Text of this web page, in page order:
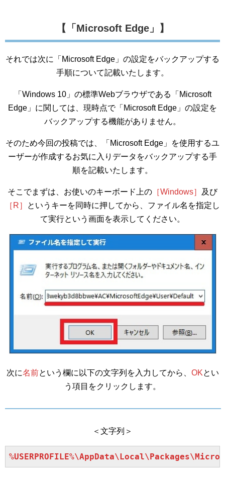
【「Microsoft Edge」】
それでは次に「Microsoft Edge」の設定をバックアップする
手順について記載いたします。
「Windows 10」の標準Webブラウザである「Microsoft
Edge」に関しては、現時点で「Microsoft Edge」の設定を
バックアップする機能がありません。
そのため今回の投稿では、「Microsoft Edge」を使用するユ
ーザーが作成するお気に入りデータをバックアップする手
順を記載いたします。
そこでまずは、お使いのキーボード上の ［Windows］
及び
［R］
というキーを同時に押してから、ファイル名を指定し
て実行という画面を表示してください。
次に名前という欄に以下の文字列を入力してから、 OKとい
う項目をクリックします。
＜文字列＞